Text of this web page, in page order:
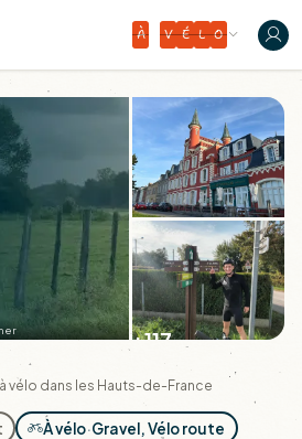
À V É L O
+117
vélo dans les Hauts-de-France
À vélo·Gravel, Vélo route